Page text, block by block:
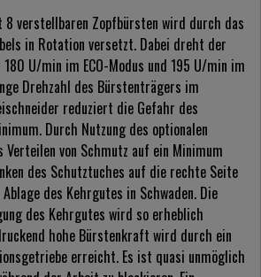
verstellbaren Zopfbürsten wird durch das
in Rotation versetzt. Dabei dreht der
U/min im ECO-Modus und 195 U/min im
Drehzahl des Bürstenträgers im
reduziert die Gefahr des
Durch Nutzung des optionalen
von Schmutz auf ein Minimum
des Schutztuches auf die rechte Seite
des Kehrgutes in Schwaden. Die
des Kehrgutes wird so erheblich
hohe Bürstenkraft wird durch ein
erreicht. Es ist quasi unmöglich